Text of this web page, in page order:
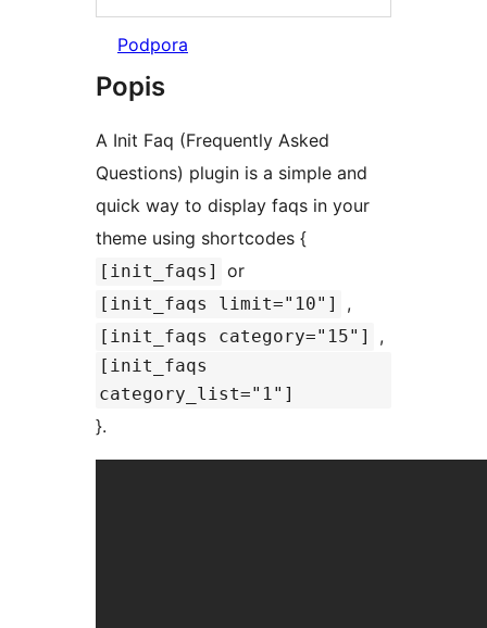
Podpora
Popis
A Init Faq (Frequently Asked
Questions) plugin is a simple and
quick way to display faqs in your
theme using shortcodes {
[init_faqs] or
[init_faqs limit="10"] ,
[init_faqs category="15"] ,
[init_faqs
category_list="1"]
}.